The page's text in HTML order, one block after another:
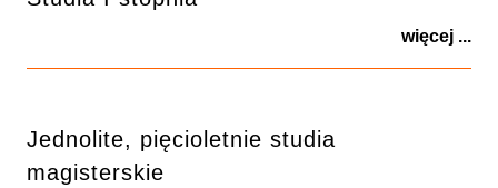
więcej ...
Jednolite, pięcioletnie studia
magisterskie